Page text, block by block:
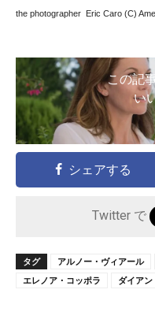
the photographer Eric Caro (C)
この記
い
シェアする
Twitter で
タグ アルノー・ヴィアール
エレノア・コッポラ
ダイア